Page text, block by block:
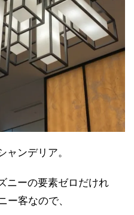
ャンデリア。
ニーの要素ゼロだけれ
ー客なので、